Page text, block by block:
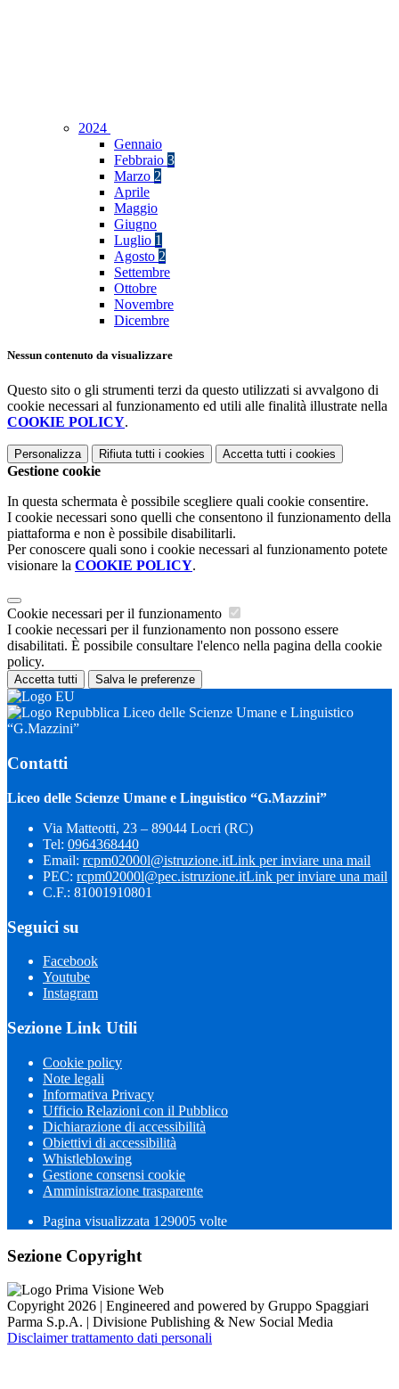
2024
Gennaio
Febbraio 3
Marzo 2
Aprile
Maggio
Giugno
Luglio 1
Agosto 2
Settembre
Ottobre
Novembre
Dicembre
Nessun contenuto da visualizzare
Questo sito o gli strumenti terzi da questo utilizzati si avvalgono di
cookie necessari al funzionamento ed utili alle finalità illustrate nella
COOKIE POLICY.
Personalizza Rifiuta tutti i cookies Accetta tutti i cookies
Gestione cookie
In questa schermata è possibile scegliere quali cookie consentire.
I cookie necessari sono quelli che consentono il funzionamento della
piattaforma e non è possibile disabilitarli.
Per conoscere quali sono i cookie necessari al funzionamento potete
visionare la COOKIE POLICY.
Cookie necessari per il funzionamento
I cookie necessari per il funzionamento non possono essere
disabilitati. È possibile consultare l'elenco nella pagina della cookie
policy.
Accetta tutti Salva le preferenze
Liceo delle Scienze Umane e Linguistico
“G.Mazzini”
Contatti
Liceo delle Scienze Umane e Linguistico “G.Mazzini”
Via Matteotti, 23 – 89044 Locri (RC)
Tel: 0964368440
Email: rcpm02000l@istruzione.itLink per inviare una mail
PEC: rcpm02000l@pec.istruzione.itLink per inviare una mail
C.F.: 81001910801
Seguici su
Facebook
Youtube
Instagram
Sezione Link Utili
Cookie policy
Note legali
Informativa Privacy
Ufficio Relazioni con il Pubblico
Dichiarazione di accessibilità
Obiettivi di accessibilità
Whistleblowing
Gestione consensi cookie
Amministrazione trasparente
Pagina visualizzata 129005 volte
Sezione Copyright
Copyright 2026 | Engineered and powered by Gruppo Spaggiari
Parma S.p.A. | Divisione Publishing & New Social Media
Disclaimer trattamento dati personali